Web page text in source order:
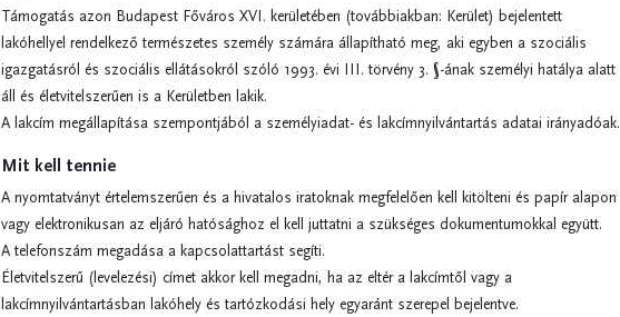
Támogatás azon Budapest Főváros XVI. kerületében (továbbiakban: Kerület) bejelentett
lakóhellyel rendelkező természetes személy számára állapítható meg, aki egyben a szociális
igazgatásról és szociális ellátásokról szóló 1993. évi III. törvény 3. §-ának személyi hatálya alatt
áll és életvitelszerűen is a Kerületben lakik.
A lakcím megállapítása szempontjából a személyiadat- és lakcímnyilvántartás adatai irányadóak.
Mit kell tennie
A nyomtatványt értelemszerűen és a hivatalos iratoknak megfelelően kell kitölteni és papír alapon
vagy elektronikusan az eljáró hatósághoz el kell juttatni a szükséges dokumentumokkal együtt.
A telefonszám megadása a kapcsolattartást segíti.
Életvitelszerű (levelezési) címet akkor kell megadni, ha az eltér a lakcímtől vagy a
lakcímnyilvántartásban lakóhely és tartózkodási hely egyaránt szerepel bejelentve.